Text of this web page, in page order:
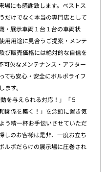
場にも感謝致します。ベストス
だけでなく本当の専門店として
・展示車両１台１台の車両状
用用途に見合うご提案・メンテ
び販売価格には絶対的な自信を
可欠なメンテナンス・アフター
ても安心・安全にボルボライフ
す。
を与えられる対応！」「５
関係を築く！」を念頭に置き気
う精一杯お手伝いさせていただ
しのお客様は是非、一度お立ち
ルボだらけの展示場に圧巻され